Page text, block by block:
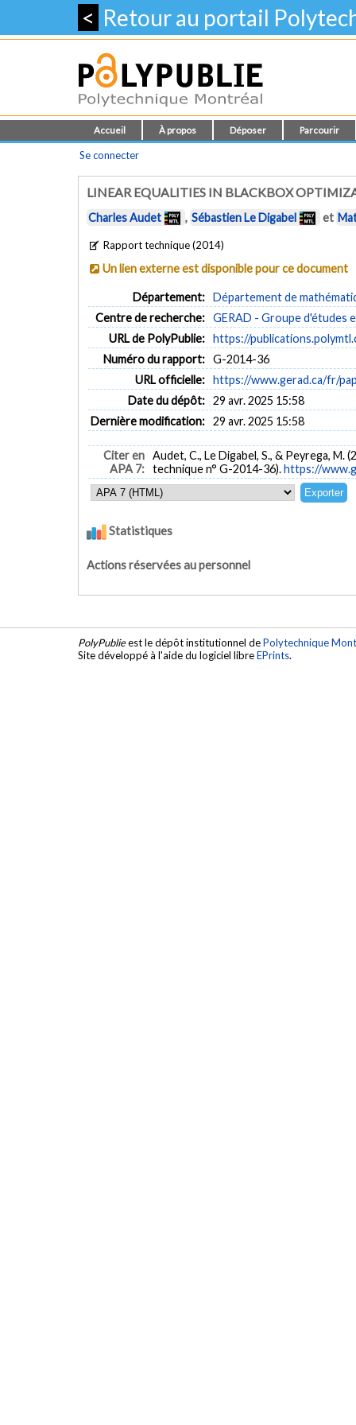
< Retour au portail
Accueil À propos Déposer Parcourir
Se connecter
LINEAR EQUALITIES IN BLACKBOX
Charles Audet , Sébastien Le Digabel et
Rapport technique (2014)
Un lien externe est disponible pour ce document
Département: Département de
Centre de recherche: GERAD - Groupe d'études
URL de PolyPublie: https://
Numéro du rapport: G-2014-36
URL officielle: https://www.gerad.ca/fr/
Date du dépôt: 29 avr. 2025 15:58
Dernière modification: 29 avr. 2025 15:58
Citer en
APA 7:
Audet, C., Le Digabel, S., & Peyrega, M.
technique n° G-2014-36).https://
Statistiques
Actions réservées au personnel
PolyPublieest le dépôt institutionnel dePolytechnique
Site développé à l'aide du logiciel libreEPrints.